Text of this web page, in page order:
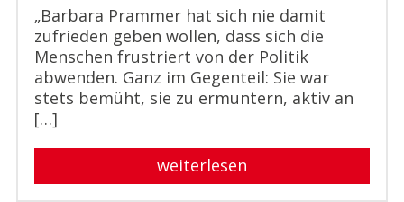
„Barbara Prammer hat sich nie damit
zufrieden geben wollen, dass sich die
Menschen frustriert von der Politik
abwenden. Ganz im Gegenteil: Sie war
stets bemüht, sie zu ermuntern, aktiv an
[…]
weiterlesen